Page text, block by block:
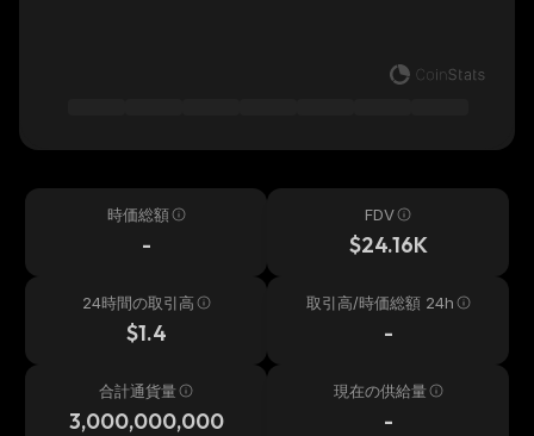
時価総額
-
FDV
$24.16K
24時間の取引高
$1.4
取引高/時価総額 24h
-
合計通貨量
3,000,000,000
現在の供給量
-